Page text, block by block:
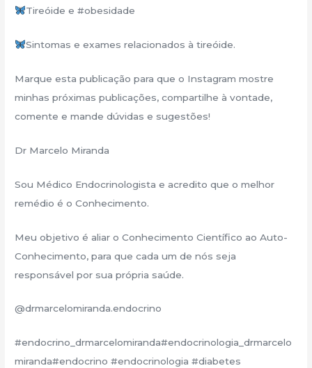
Tireóide e #obesidade
Sintomas e exames relacionados à tireóide.
Marque esta publicação para que o Instagram mostre
minhas próximas publicações, compartilhe à vontade,
comente e mande dúvidas e sugestões!
Dr Marcelo Miranda
Sou Médico Endocrinologista e acredito que o melhor
remédio é o Conhecimento.
Meu objetivo é aliar o Conhecimento Científico ao Auto-
Conhecimento, para que cada um de nós seja
responsável por sua própria saúde.
@drmarcelomiranda.endocrino
#endocrino_drmarcelomiranda#endocrinologia_drmarcelo
miranda#endocrino #endocrinologia #diabetes